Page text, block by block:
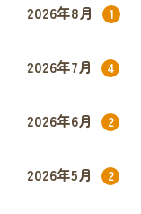
2026年8月
1
2026年7月 4
2026年6月 2
2026年5月 2